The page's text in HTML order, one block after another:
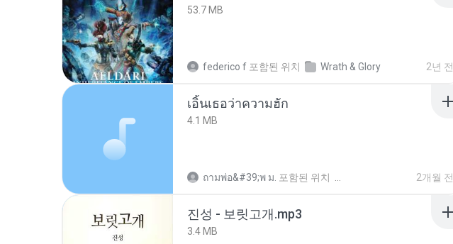
53.7 MB
federico f 포함된 위치 Wrath & Glory 2년 전
เอิ้นเธอว่าความฮัก
4.1 MB
ถามพ่อ&#39;พ ม. 포함된 위치 2개월 전
진성 - 보릿고개.mp3
3.4 MB